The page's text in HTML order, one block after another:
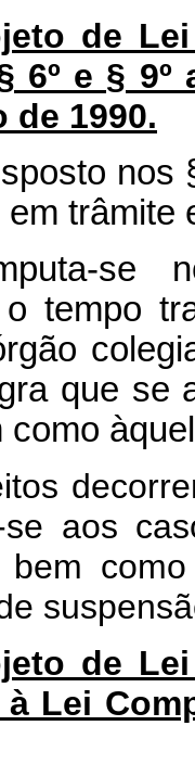
de
6º e §
de 1990.
trâmite
o tempo
que se
se aos
bem
de
Lei